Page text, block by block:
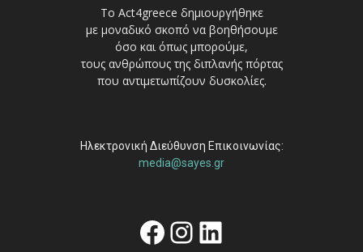
Το Act4greece δημιουργήθηκε
με μοναδικό σκοπό να βοηθήσουμε
όσο και όπως μπορούμε,
τους ανθρώπους της διπλανής πόρτας
που αντιμετωπίζουν δυσκολίες.
Ηλεκτρονική Διεύθυνση Επικοινωνίας:
media@sayes.gr
Facebook
Instagram
Linkedin